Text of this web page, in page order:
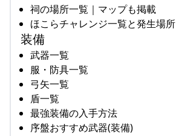
祠の場所一覧｜マップも掲載
ほこらチャレンジ一覧と発生場所
装備
武器一覧
服・防具一覧
弓矢一覧
盾一覧
最強装備の入手方法
序盤おすすめ武器(装備)